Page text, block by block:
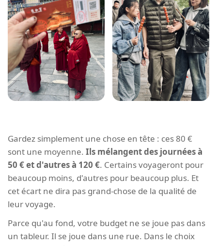
Gardez simplement une chose en tête : ces 80 €
sont une moyenne. Ils mélangent des journées à
50 € et d'autres à 120 €. Certains voyageront pour
beaucoup moins, d'autres pour beaucoup plus. Et
cet écart ne dira pas grand-chose de la qualité de
leur voyage.
Parce qu'au fond, votre budget ne se joue pas dans
un tableur. Il se joue dans une rue. Dans le choix